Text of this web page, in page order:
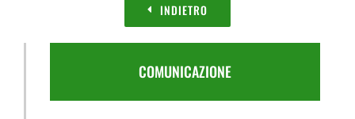
INDIETRO
COMUNICAZIONE